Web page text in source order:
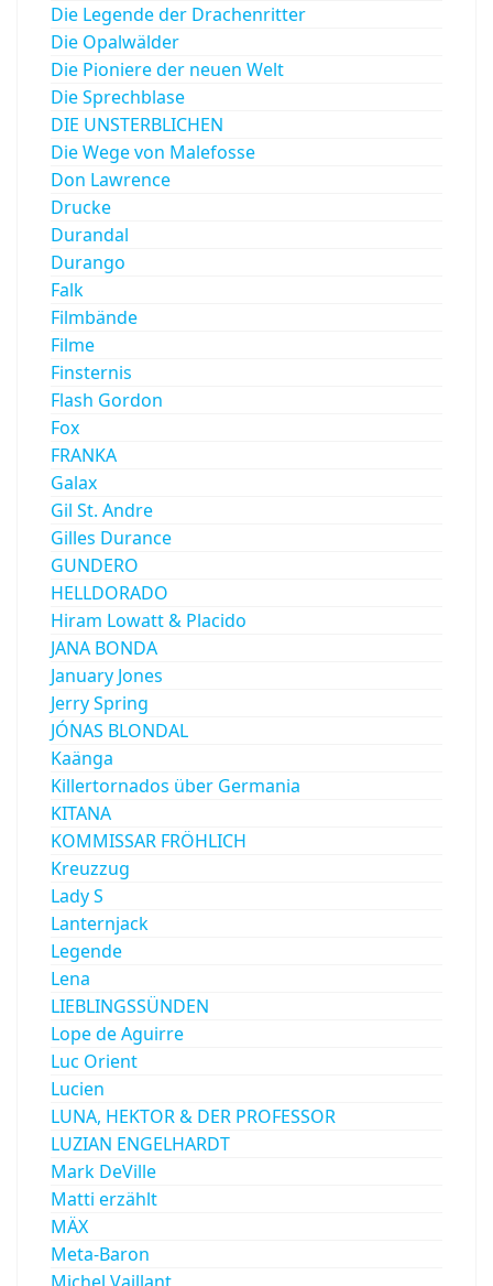
Die Legende der Drachenritter
Die Opalwälder
Die Pioniere der neuen Welt
Die Sprechblase
DIE UNSTERBLICHEN
Die Wege von Malefosse
Don Lawrence
Drucke
Durandal
Durango
Falk
Filmbände
Filme
Finsternis
Flash Gordon
Fox
FRANKA
Galax
Gil St. Andre
Gilles Durance
GUNDERO
HELLDORADO
Hiram Lowatt & Placido
JANA BONDA
January Jones
Jerry Spring
JÓNAS BLONDAL
Kaänga
Killertornados über Germania
KITANA
KOMMISSAR FRÖHLICH
Kreuzzug
Lady S
Lanternjack
Legende
Lena
LIEBLINGSSÜNDEN
Lope de Aguirre
Luc Orient
Lucien
LUNA, HEKTOR & DER PROFESSOR
LUZIAN ENGELHARDT
Mark DeVille
Matti erzählt
MÄX
Meta-Baron